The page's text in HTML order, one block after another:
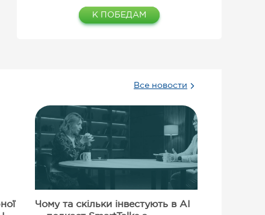
К ПОБЕДАМ
Все новости
Чому та скільки інвестують в AI